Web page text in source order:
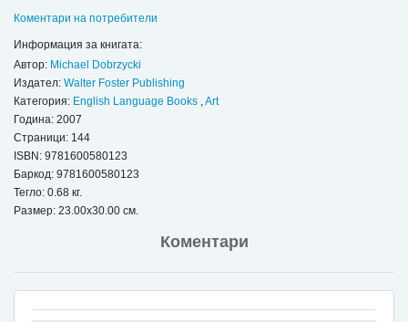
Коментари на потребители
Информация за книгата:
Автор: Michael Dobrzycki
Издател: Walter Foster Publishing
Категория: English Language Books ,Art
Година: 2007
Страници: 144
ISBN: 9781600580123
Баркод: 9781600580123
Тегло: 0.68 кг.
Размер: 23.00x30.00 см.
Коментари